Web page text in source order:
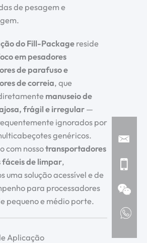
de pesagem e
do Fill-Package reside
em pesadores
de parafuso e
de correia, que
manuseio de
frágil e irregular—
ignorados por
genéricos.
com nossotransportadores
fáceis de limpar,
uma solução acessível e de
para processadores
pequeno e médio porte.
Aplicação